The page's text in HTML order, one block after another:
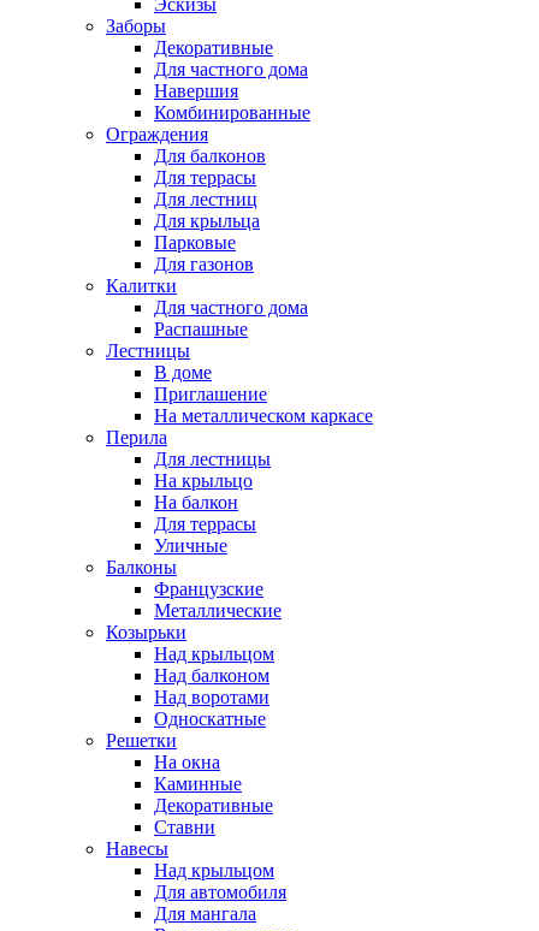
Эскизы
Заборы
Декоративные
Для частного дома
Навершия
Комбинированные
Ограждения
Для балконов
Для террасы
Для лестниц
Для крыльца
Парковые
Для газонов
Калитки
Для частного дома
Распашные
Лестницы
В доме
Приглашение
На металлическом каркасе
Перила
Для лестницы
На крыльцо
На балкон
Для террасы
Уличные
Балконы
Французские
Металлические
Козырьки
Над крыльцом
Над балконом
Над воротами
Односкатные
Решетки
На окна
Каминные
Декоративные
Cтавни
Навесы
Над крыльцом
Для автомобиля
Для мангала